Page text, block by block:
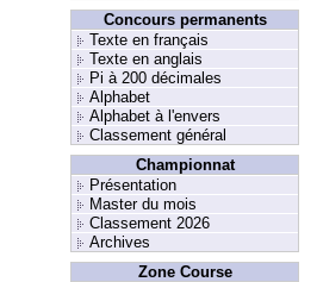
Concours permanents
Texte en français
Texte en anglais
Pi à 200 décimales
Alphabet
Alphabet à l'envers
Classement général
Championnat
Présentation
Master du mois
Classement 2026
Archives
Zone Course